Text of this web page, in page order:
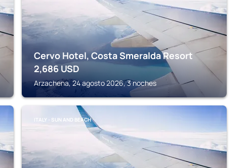
Cervo Hotel, Costa Smeralda Resort
2,686 USD
Arzachena, 24 agosto 2026, 3 noches
ITALY - SUN AND BEACH